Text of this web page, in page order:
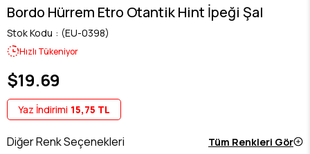
Bordo Hürrem Etro Otantik Hint İpeği Şal
Stok Kodu (EU-0398)
Hızlı Tükeniyor
$19.69
Yaz İndirimi 15,75 TL
Diğer Renk Seçenekleri Tüm Renkleri Gör